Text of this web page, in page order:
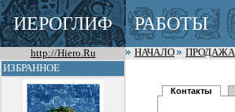
ИЕРОГЛИФ РАБОТЫ
http://Hiero.Ru НАЧАЛО ПРОДАЖА
ИЗБРАННОЕ
Контакты